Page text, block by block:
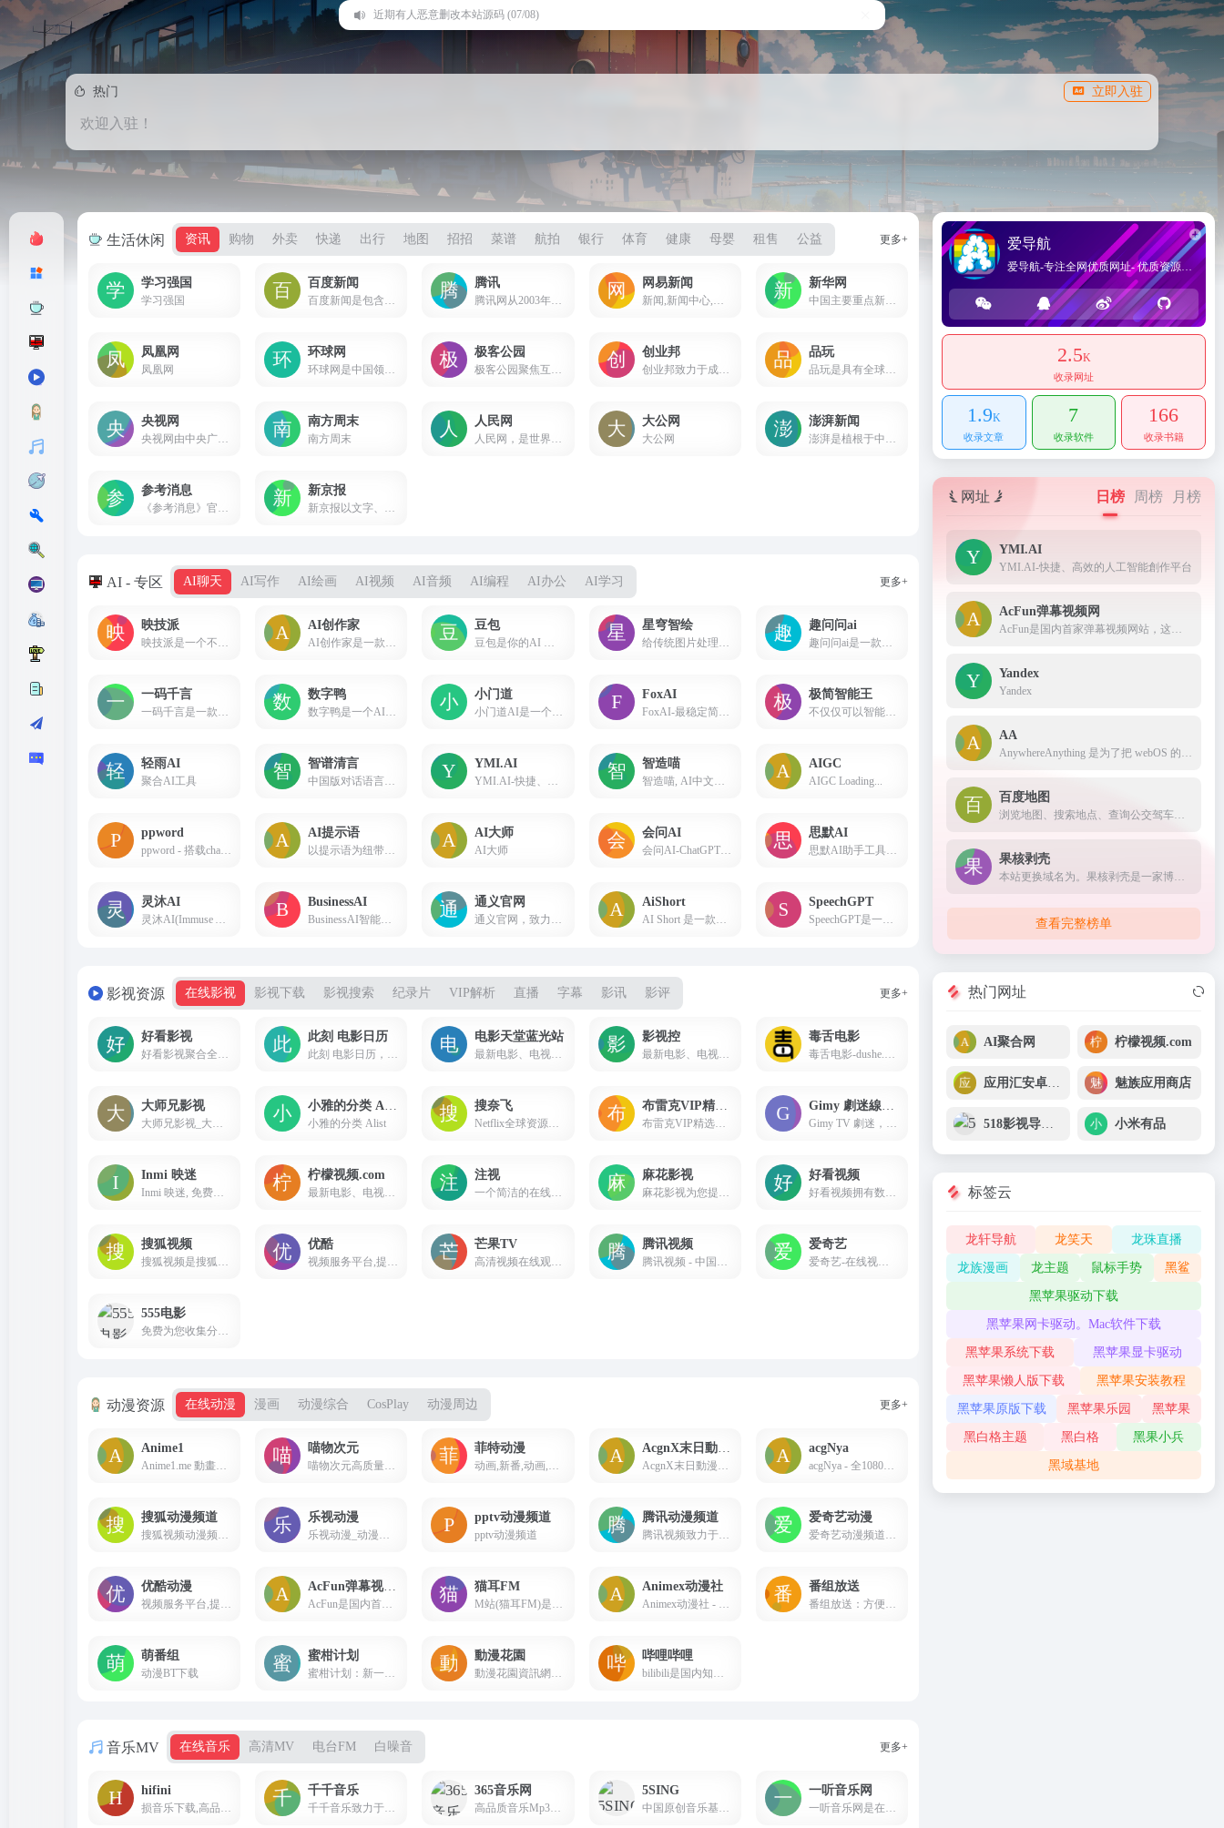
2023年12月2日本站风格调整化繁为简，简而不凡 (11/02)
热门 立即入驻
欢迎入驻！
生活休闲 资讯 购物 外卖 快递 出行 地图 招招 菜谱 航拍 银行 体育 健康 母婴 租售 公益 更多+
学习强国
学习强国
百度新闻 腾讯 网易新闻 新华网
中国主要重点新闻网站,依托新华社遍布全球的采编网络,记者遍布世界100多个国家和地区,地方频道分布全国31个省市自治区,每天24小时同时使用6种语言滚动发稿,权威、准确、及时播发国内外重要新闻和重大突发事件,受众覆盖200多个国家和地区,发展论坛是全球知名的中文论坛。
凤凰网
凤凰网
环球网 极客公园 创业邦
创业邦致力于成为中国创业者的信息平台和服务平台，帮助中国创业者实现创业梦想。创业邦为创业者和风险投资人提供各种创业类最新资讯和实用知识手册，打造创业者和投资人的社交平台。
品玩
品玩是具有全球化视野的科技内容平台和创新连接器，致力于服务全球科技创新者。
央视网 南方周末
南方周末
人民网 大公网
大公网
澎湃新闻
参考消息 新京报
AI - 专区 AI聊天 AI写作 AI绘画 AI视频 AI音频 AI编程 AI办公 AI学习 更多+
映技派 AI创作家 豆包 星穹智绘 趣问问ai
一码千言 数字鸭 小门道 FoxAI
FoxAI-最稳定简单的AI助手
极简智能王
不仅仅可以智能聊天AI绘画，还可以创作、编写、翻译、写代码等多种功能，满足用户生活和工作的多方面需求
轻雨AI
聚合AI工具
智谱清言 YMI.AI 智造喵 AIGC
AIGC Loading...
ppword AI提示语 AI大师
AI大师
会问AI
会问AI-ChatGPT国内手机版，无需注册，流畅使用
思默AI
灵沐AI BusinessAI 通义官网 AiShort SpeechGPT
SpeechGPT是一个web应用程序，使您能够与ChatGPT进行对话。您可以使用此应用程序来提高您的语言口语技能，也可以简单地与ChatGPT聊天。
影视资源 在线影视 影视下载 影视搜索 纪录片 VIP解析 直播 字幕 影讯 影评 更多+
好看影视 此刻 电影日历 电影天堂蓝光站 影视控
最新电影、电视剧、动漫、综艺、纪录片、预告片，实时聚合全网优质影视资源，高清1080P 4K在线观看、下载、磁力。
毒舌电影
大师兄影视
小雅的分类 Alist
搜奈飞 布雷克VIP精选影院
布雷克VIP精选影院轻量级优质...
Inmi 映迷 柠檬视频.com 注视 麻花影视 好看视频
搜狐视频 优酷 芒果TV 腾讯视频 爱奇艺
爱奇艺-在线视频网站-海量正版高清视频在线观看
555电影
动漫资源 在线动漫 漫画 动漫综合 CosPlay 动漫周边 更多+
Anime1 喵物次元 菲特动漫 AcgnX末日動漫資源庫 acgNya
acgNya - 全1080P动漫新番在线观看！(≧^.^≦)
搜狐动漫频道 乐视动漫 pptv动漫频道
pptv动漫频道
腾讯动漫频道
腾讯视频致力于打造中国领先的在线视频媒体平台，以丰富的内容、极致的观看体验、便捷的登录方式、24小时多平台无缝应用体验以及快捷分享的产品特性，主要满足用户在线观看视频的需求
爱奇艺动漫
优酷动漫 AcFun弹幕视频网 猫耳FM Animex动漫社 番组放送
萌番组
动漫BT下载
蜜柑计划 動漫花園 哔哩哔哩
音乐MV 在线音乐 高清MV 电台FM 白噪音 更多+
hifini 千千音乐 365音乐网 5SING 一听音乐网
爱导航
爱导航-专注全网优质网址- 优质资源分享- 技术导航 - 上网导航 - 网址导航
2.5K
收录网址
1.9K
收录文章
7
收录软件
166
收录书籍
网址 日榜 周榜 月榜
YMI.AI
YMI.AI-快捷、高效的人工智能創作平台
AcFun弹幕视频网
Yandex
Yandex
AA
百度地图
果核剥壳
查看完整榜单
热门网址
AI聚合网 柠檬视频.com
应用汇安卓市场 魅族应用商店
518影视导航网 小米有品
标签云
龙轩导航 龙笑天 龙珠直播
龙族漫画 龙主题 鼠标手势 黑鲨
黑苹果驱动下载
黑苹果网卡驱动。Mac软件下载
黑苹果系统下载 黑苹果显卡驱动
黑苹果懒人版下载 黑苹果安装教程
黑苹果原版下载 黑苹果乐园 黑苹果
黑白格主题 黑白格 黑果小兵
黑域基地